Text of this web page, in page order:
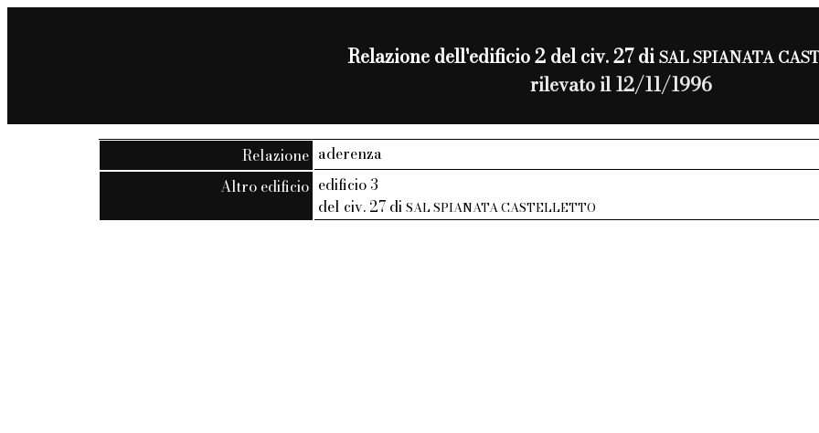
Relazione dell'edificio 2 del civ. 27 diSAL SPIANATA
rilevato il 12/11/1996
Relazione aderenza
Altro edificio edificio 3
del civ. 27 diSAL SPIANATA CASTELLETTO